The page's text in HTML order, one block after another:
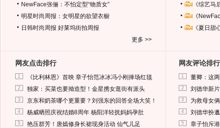
NewFace张俪：不怕定型“物质女”
明星时尚周报：女明星的欲望衣橱
日韩时尚周报 好莱坞街拍周报
更多 >>
《综艺
《
《夏日
网友点击排行
1 《比利林恩》首映 章子怡范冰冰冯小刚捧场红毯
2 独家：买菜也要拗造型！金星携女逛街有派头
3 京东和奶茶哪个更重要？刘强东的回答全场大笑！
4 杨威晒照庆祝结婚8周年 杨阳洋轻抚妈妈孕肚
5 艳压群芳！唐嫣修身长裙现身活动 仙气儿足
网友评论排行
1 董卿：这
2 刘德华新
3 为救母女
4 刘德华扮
5 章子怡斥